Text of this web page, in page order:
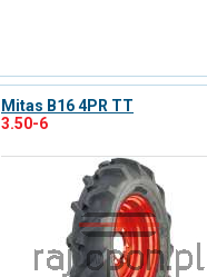
Mitas B16 4PR TT
3.50-6